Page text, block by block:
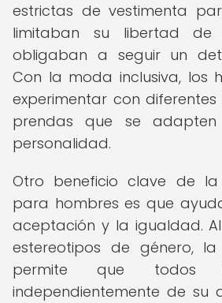
estrictas de vestimenta
limitaban su libertad de
obligaban a seguir un
Con la moda inclusiva, los
experimentar con diferentes
prendas que se
personalidad.
Otro beneficio clave de la
para hombres es que
aceptación y la igualdad.
estereotipos de género,
permite que todos
independientemente de su